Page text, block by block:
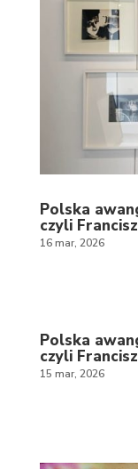
Polska
czyli
16 mar, 2026
Polska
czyli
15 mar, 2026